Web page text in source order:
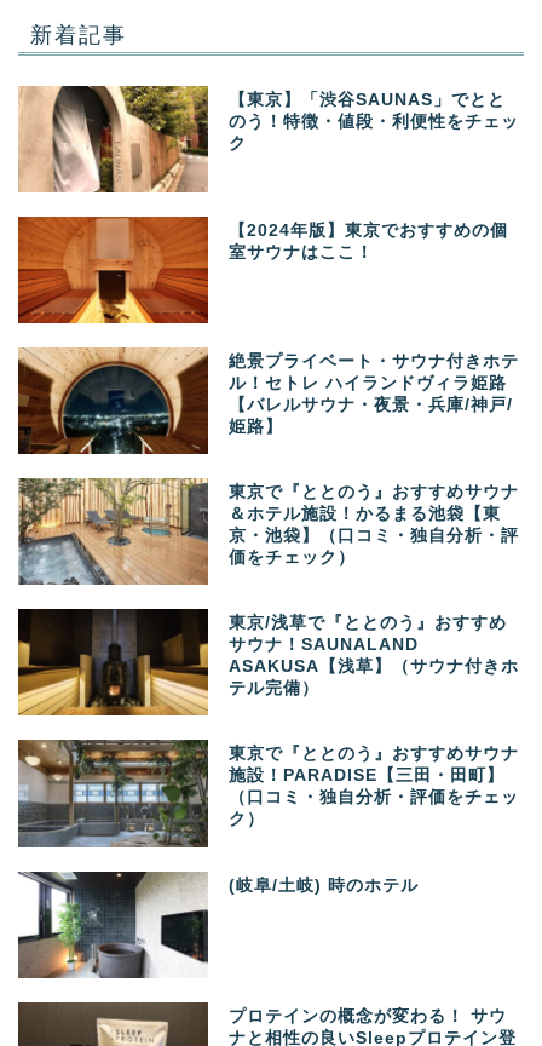
新着記事
【東京】「渋谷SAUNAS」でとと
のう！特徴・値段・利便性をチェッ
ク
【2024年版】東京でおすすめの個
室サウナはここ！
絶景プライベート・サウナ付きホテ
ル！セトレ ハイランドヴィラ姫路
【バレルサウナ・夜景・兵庫/神戸/
姫路】
東京で『ととのう』おすすめサウナ
＆ホテル施設！かるまる池袋【東
京・池袋】（口コミ・独自分析・評
価をチェック）
東京/浅草で『ととのう』おすすめ
サウナ！SAUNALAND
ASAKUSA【浅草】（サウナ付きホ
テル完備）
東京で『ととのう』おすすめサウナ
施設！PARADISE【三田・田町】
（口コミ・独自分析・評価をチェッ
ク）
(岐阜/土岐) 時のホテル
プロテインの概念が変わる！ サウ
ナと相性の良いSleepプロテイン登